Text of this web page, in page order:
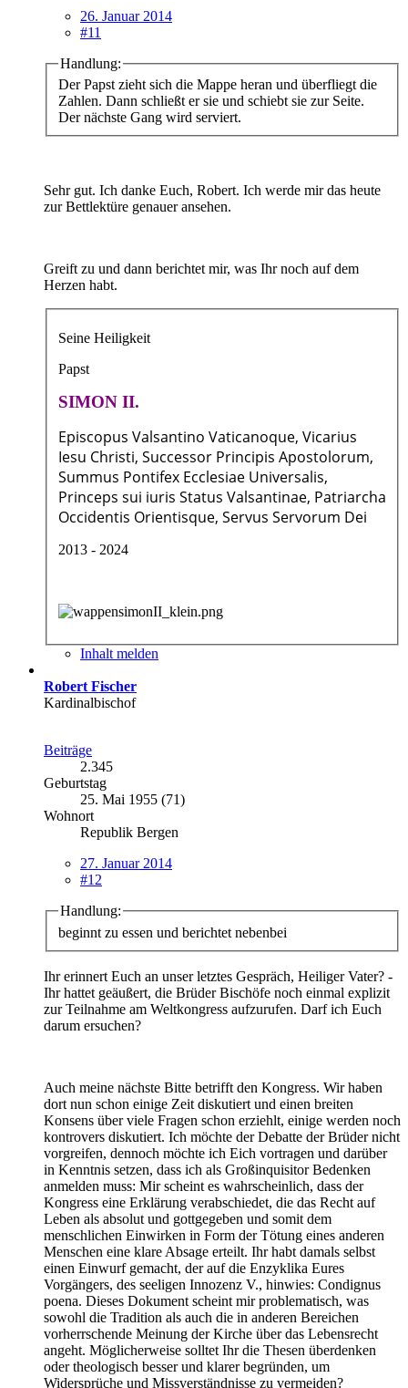
26. Januar 2014
#11
Handlung:
Der Papst zieht sich die Mappe heran und überfliegt die
Zahlen. Dann schließt er sie und schiebt sie zur Seite.
Der nächste Gang wird serviert.
Sehr gut. Ich danke Euch, Robert. Ich werde mir das heute
zur Bettlektüre genauer ansehen.
Greift zu und dann berichtet mir, was Ihr noch auf dem
Herzen habt.
Seine Heiligkeit
Papst
SIMON II.
Episcopus Valsantino Vaticanoque, Vicarius
Iesu Christi, Successor Principis Apostolorum,
Summus Pontifex Ecclesiae Universalis,
Princeps sui iuris Status Valsantinae, Patriarcha
Occidentis Orientisque, Servus Servorum Dei
2013 - 2024
Inhalt melden
Robert Fischer
Kardinalbischof
Beiträge
2.345
Geburtstag
25. Mai 1955 (71)
Wohnort
Republik Bergen
27. Januar 2014
#12
Handlung:
beginnt zu essen und berichtet nebenbei
Ihr erinnert Euch an unser letztes Gespräch, Heiliger Vater? -
Ihr hattet geäußert, die Brüder Bischöfe noch einmal explizit
zur Teilnahme am Weltkongress aufzurufen. Darf ich Euch
darum ersuchen?
Auch meine nächste Bitte betrifft den Kongress. Wir haben
dort nun schon einige Zeit diskutiert und einen breiten
Konsens über viele Fragen schon erziehlt, einige werden noch
kontrovers diskutiert. Ich möchte der Debatte der Brüder nicht
vorgreifen, dennoch möchte ich Eich vortragen und darüber
in Kenntnis setzen, dass ich als Großinquisitor Bedenken
anmelden muss: Mir scheint es wahrscheinlich, dass der
Kongress eine Erklärung verabschiedet, die das Recht auf
Leben als absolut und gottgegeben und somit dem
menschlichen Einwirken in Form der Tötung eines anderen
Menschen eine klare Absage erteilt. Ihr habt damals selbst
einen Einwurf gemacht, der auf die Enzyklika Eures
Vorgängers, des seeligen Innozenz V., hinwies: Condignus
poena. Dieses Dokument scheint mir problematisch, was
sowohl die Tradition als auch die in anderen Bereichen
vorherrschende Meinung der Kirche über das Lebensrecht
angeht. Möglicherweise solltet Ihr die Thesen überdenken
oder theologisch besser und klarer begründen, um
Widersprüche und Missverständnisse zu vermeiden?